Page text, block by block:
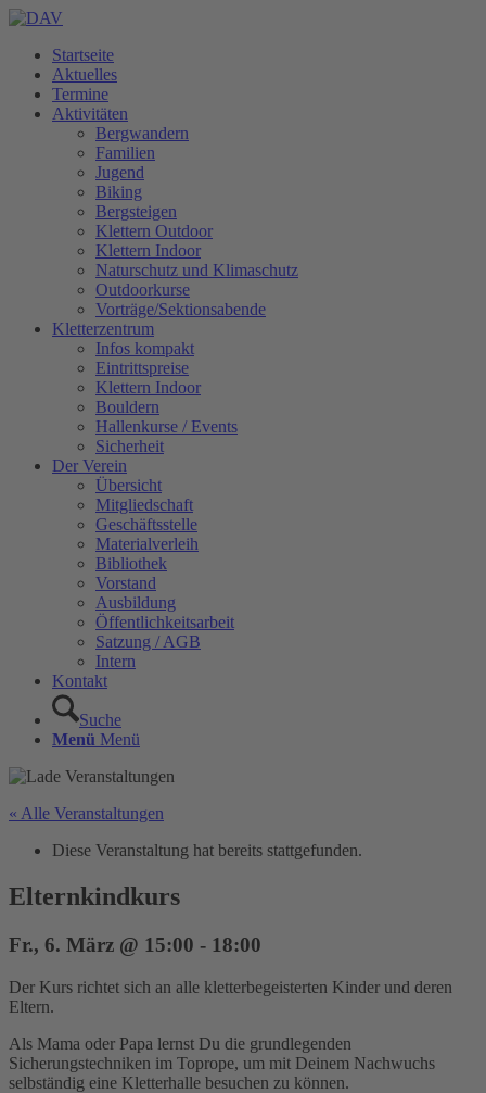
Startseite
Aktuelles
Termine
Aktivitäten
Bergwandern
Familien
Jugend
Biking
Bergsteigen
Klettern Outdoor
Klettern Indoor
Naturschutz und Klimaschutz
Outdoorkurse
Vorträge/Sektionsabende
Kletterzentrum
Infos kompakt
Eintrittspreise
Klettern Indoor
Bouldern
Hallenkurse / Events
Sicherheit
Der Verein
Übersicht
Mitgliedschaft
Geschäftsstelle
Materialverleih
Bibliothek
Vorstand
Ausbildung
Öffentlichkeitsarbeit
Satzung / AGB
Intern
Kontakt
Suche
Menü Menü
« Alle Veranstaltungen
Diese Veranstaltung hat bereits stattgefunden.
Elternkindkurs
Fr., 6. März @ 15:00 - 18:00
Der Kurs richtet sich an alle kletterbegeisterten Kinder und deren
Eltern.
Als Mama oder Papa lernst Du die grundlegenden
Sicherungstechniken im Toprope, um mit Deinem Nachwuchs
selbständig eine Kletterhalle besuchen zu können.